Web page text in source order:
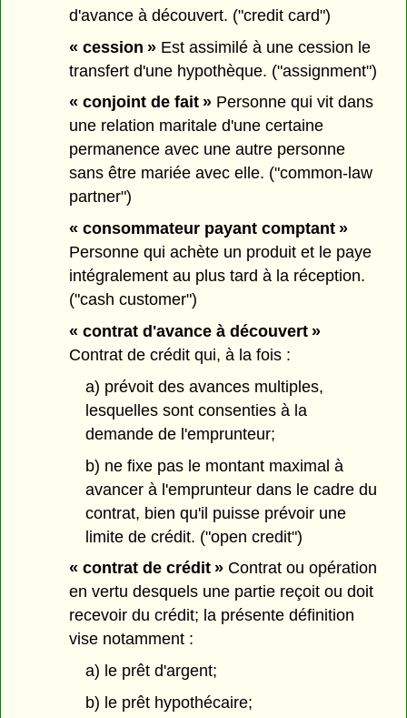
d'avance à découvert. ("credit card")
« cession » Est assimilé à une cession le
transfert d'une hypothèque. ("assignment")
« conjoint de fait » Personne qui vit dans
une relation maritale d'une certaine
permanence avec une autre personne
sans être mariée avec elle. ("common-law
partner")
« consommateur payant comptant »
Personne qui achète un produit et le paye
intégralement au plus tard à la réception.
("cash customer")
« contrat d'avance à découvert »
Contrat de crédit qui, à la fois :
a) prévoit des avances multiples,
lesquelles sont consenties à la
demande de l'emprunteur;
b) ne fixe pas le montant maximal à
avancer à l'emprunteur dans le cadre du
contrat, bien qu'il puisse prévoir une
limite de crédit. ("open credit")
« contrat de crédit » Contrat ou opération
en vertu desquels une partie reçoit ou doit
recevoir du crédit; la présente définition
vise notamment :
a) le prêt d'argent;
b) le prêt hypothécaire;